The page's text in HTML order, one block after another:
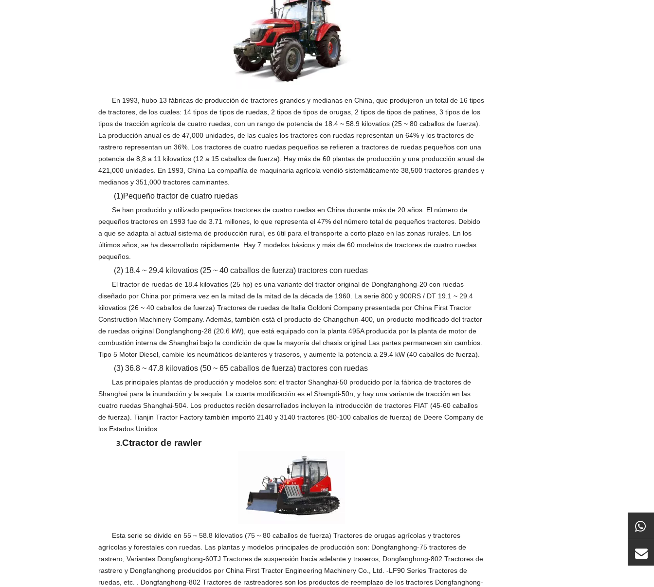
En 1993, hubo 13 fábricas de producción de tractores grandes y medianas en China, que produjeron un total de 16 tipos
de tractores, de los cuales: 14 tipos de tipos de ruedas, 2 tipos de tipos de orugas, 2 tipos de tipos de patines, 3 tipos de los
tipos de tracción agrícola de cuatro ruedas, con un rango de potencia de 18.4 ~ 58.9 kilovatios (25 ~ 80 caballos de fuerza).
La producción anual es de 47,000 unidades, de las cuales los tractores con ruedas representan un 64% y los tractores de
rastrero representan un 36%. Los tractores de cuatro ruedas pequeños se refieren a tractores de ruedas pequeños con una
potencia de 8,8 a 11 kilovatios (12 a 15 caballos de fuerza). Hay más de 60 plantas de producción y una producción anual de
421,000 unidades. En 1993, China La compañía de maquinaria agrícola vendió sistemáticamente 38,500 tractores grandes y
medianos y 351,000 tractores caminantes.
(1)Pequeño tractor de cuatro ruedas
Se han producido y utilizado pequeños tractores de cuatro ruedas en China durante más de 20 años. El número de
pequeños tractores en 1993 fue de 3.71 millones, lo que representa el 47% del número total de pequeños tractores. Debido
a que se adapta al actual sistema de producción rural, es útil para el transporte a corto plazo en las zonas rurales. En los
últimos años, se ha desarrollado rápidamente. Hay 7 modelos básicos y más de 60 modelos de tractores de cuatro ruedas
pequeños.
(2) 18.4 ~ 29.4 kilovatios (25 ~ 40 caballos de fuerza) tractores con ruedas
El tractor de ruedas de 18.4 kilovatios (25 hp) es una variante del tractor original de Dongfanghong-20 con ruedas
diseñado por China por primera vez en la mitad de la mitad de la década de 1960. La serie 800 y 900RS / DT 19.1 ~ 29.4
kilovatios (26 ~ 40 caballos de fuerza) Tractores de ruedas de Italia Goldoni Company presentada por China First Tractor
Construction Machinery Company. Además, también está el producto de Changchun-400, un producto modificado del tractor
de ruedas original Dongfanghong-28 (20.6 kW), que está equipado con la planta 495A producida por la planta de motor de
combustión interna de Shanghai bajo la condición de que la mayoría del chasis original Las partes permanecen sin cambios.
Tipo 5 Motor Diesel, cambie los neumáticos delanteros y traseros, y aumente la potencia a 29.4 kW (40 caballos de fuerza).
(3) 36.8 ~ 47.8 kilovatios (50 ~ 65 caballos de fuerza) tractores con ruedas
Las principales plantas de producción y modelos son: el tractor Shanghai-50 producido por la fábrica de tractores de
Shanghai para la inundación y la sequía. La cuarta modificación es el Shangdi-50n, y hay una variante de tracción en las
cuatro ruedas Shanghai-504. Los productos recién desarrollados incluyen la introducción de tractores FIAT (45-60 caballos
de fuerza). Tianjin Tractor Factory también importó 2140 y 3140 tractores (80-100 caballos de fuerza) de Deere Company de
los Estados Unidos.
3.Ctractor de rawler
Esta serie se divide en 55 ~ 58.8 kilovatios (75 ~ 80 caballos de fuerza) Tractores de orugas agrícolas y tractores
agrícolas y forestales con ruedas. Las plantas y modelos principales de producción son: Dongfanghong-75 tractores de
rastrero, Variantes Dongfanghong-60TJ Tractores de suspensión hacia adelante y traseros, Dongfanghong-802 Tractores de
rastrero y Dongfanghong producidos por China First Tractor Engineering Machinery Co., Ltd. -LF90 Series Tractores de
ruedas, etc. . Dongfanghong-802 Tractores de rastreadores son los productos de reemplazo de los tractores Dongfanghong-